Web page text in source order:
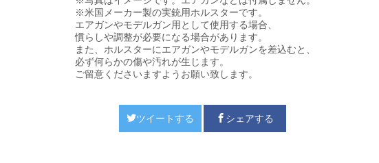
※米国メーカー製の実銃用ホルスターです。
エアガンやモデルガン用として使用する場合、
慣らしや調整が必要になる場合があります。
また、ホルスターにエアガンやモデルガンを差込むと、
必ず何らかの傷や汚れが生じます。
ご留意くださいますようお願い致します。
ツイートする シェアする